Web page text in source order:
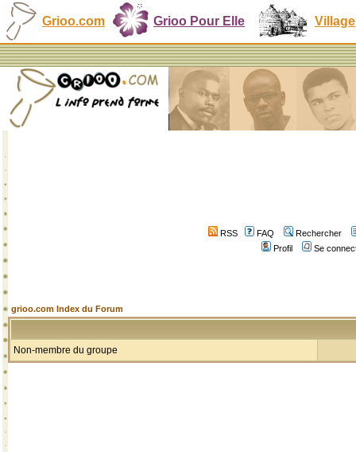
Grioo.com Grioo Pour Elle Village
RSS FAQ
Rechercher
Profil
Se
grioo.com Index du Forum
Non-membre du groupe